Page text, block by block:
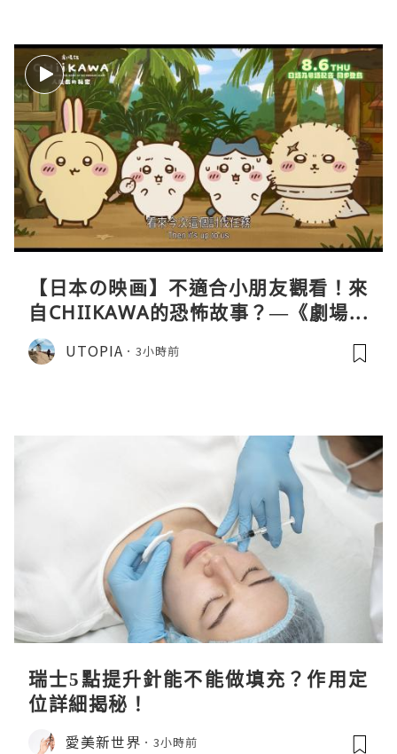
【日本の映画】不適合小朋友觀看！來
自CHIIKAWA的恐怖故事？—《劇場版
CHIIKAWA 人魚島的秘密》
UTOPIA 3小時前
瑞士5點提升針能不能做填充？作用定
位詳細揭秘！
愛美新世界 3小時前